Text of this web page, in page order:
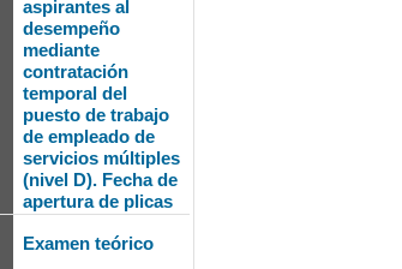
aspirantes al
desempeño
mediante
contratación
temporal del
puesto de trabajo
de empleado de
servicios múltiples
(nivel D). Fecha de
apertura de plicas
Examen teórico